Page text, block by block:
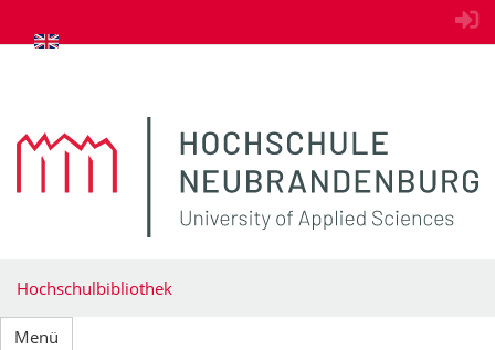
zum Inhalt springen
Hochschulbibliothek
Menü